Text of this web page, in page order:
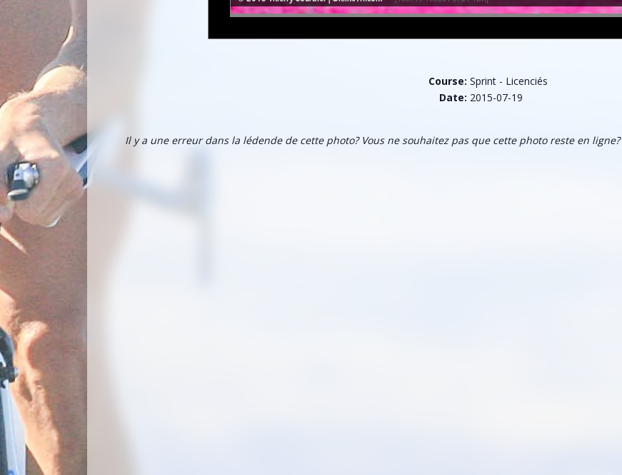
Course: Sprint - Licenciés
Date: 2015-07-19
Il y a une erreur dans la lédende de cette photo? Vous ne souhaitez pas que cette photo reste en ligne?